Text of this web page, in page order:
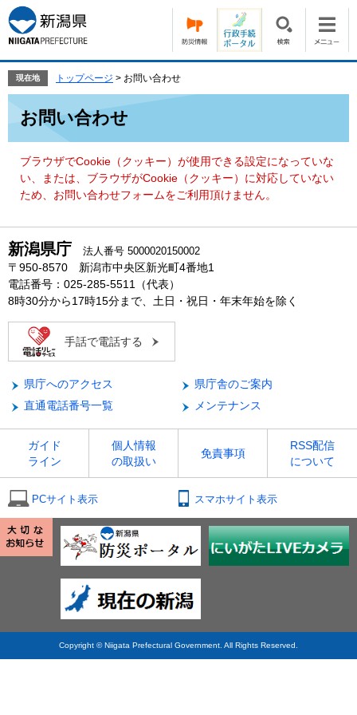
ー
ジ
の
頭
す。
ニ
ュ
ー
飛
て
現在地 トップページ > お問い合わせ
お問い合わせ
ブラウザでCookie（クッキー）が使用できる設定になっていな
い、または、ブラウザがCookie（クッキー）に対応していない
ため、お問い合わせフォームをご利用頂けません。
新潟県庁 法人番号 5000020150002
〒950-8570 新潟市中央区新光町4番地1
電話番号：025-285-5511（代表）
8時30分から17時15分まで、土日・祝日・年末年始を除く
手話で電話する
県庁へのアクセス
県庁舎のご案内
直通電話番号一覧
メンテナンス
ガイド
ライン
個人情報
の取扱い
免責事項
RSS配信
について
PCサイト表示 スマホサイト表示
Copyright © Niigata Prefectural Government. All Rights Reserved.